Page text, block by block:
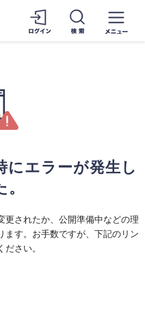
にエラーが発生し
更されたか、公開準備中などの理
ます。お手数ですが、下記のリン
さい。